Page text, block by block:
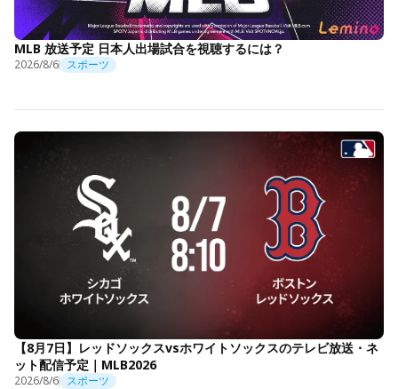
MLB 放送予定 日本人出場試合を視聴するには？
2026/8/6 スポーツ
【8月7日】レッドソックスvsホワイトソックスのテレビ放送・ネ
ット配信予定｜MLB2026
2026/8/6 スポーツ